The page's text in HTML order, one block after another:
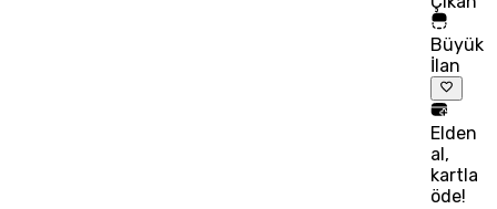
Büyük
İlan
Elden
al,
kartla
öde!